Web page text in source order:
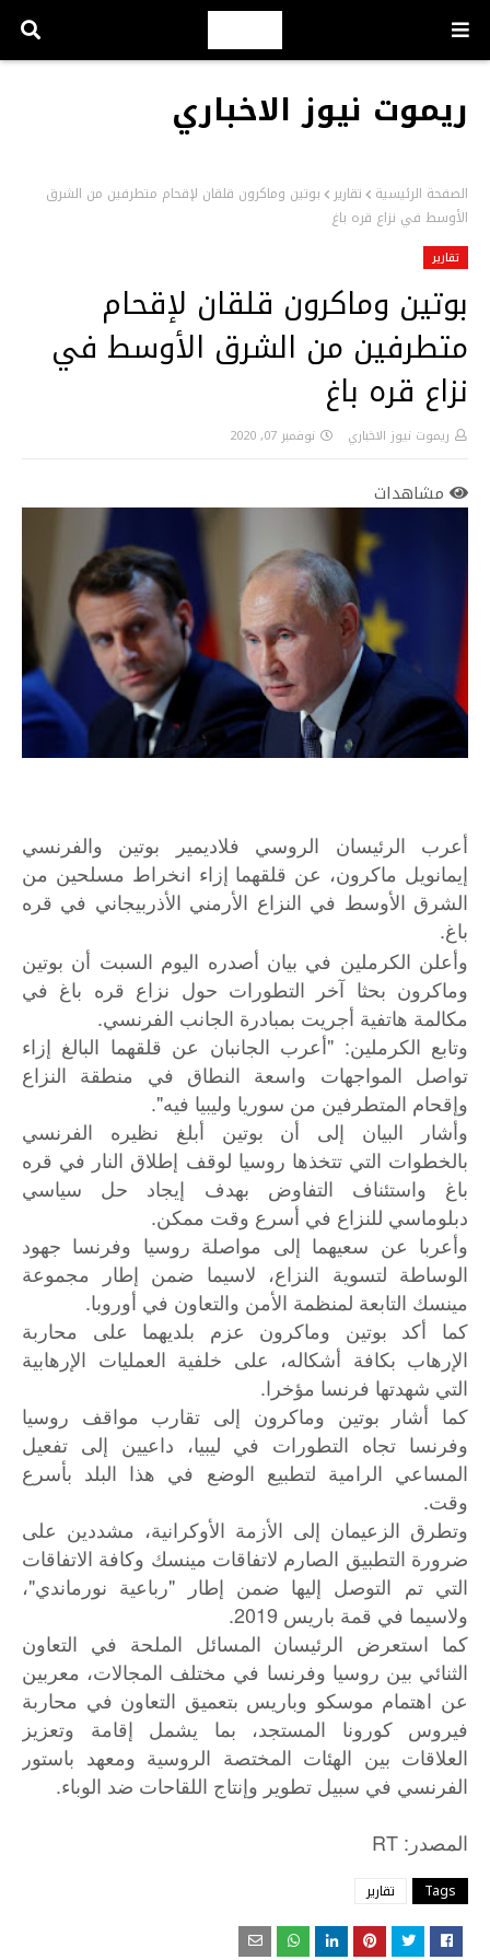
ريموت نيوز الاخباري
الصفحة الرئيسية تقارير
بوتين وماكرون قلقان لإقحام متطرفين من الشرق
الأوسط في نزاع قره باغ
تقارير
بوتين وماكرون قلقان لإقحام
متطرفين من الشرق الأوسط في
نزاع قره باغ
ريموت نيوز الاخباري نوفمبر 07, 2020
مشاهدات
أعرب الرئيسان الروسي فلاديمير بوتين والفرنسي
إيمانويل ماكرون، عن قلقهما إزاء انخراط مسلحين من
الشرق الأوسط في النزاع الأرمني الأذربيجاني في قره
باغ.
وأعلن الكرملين في بيان أصدره اليوم السبت أن بوتين
وماكرون بحثا آخر التطورات حول نزاع قره باغ في
مكالمة هاتفية أجريت بمبادرة الجانب الفرنسي.
وتابع الكرملين: "أعرب الجانبان عن قلقهما البالغ إزاء
تواصل المواجهات واسعة النطاق في منطقة النزاع
وإقحام المتطرفين من سوريا وليبيا فيه".
وأشار البيان إلى أن بوتين أبلغ نظيره الفرنسي
بالخطوات التي تتخذها روسيا لوقف إطلاق النار في قره
باغ واستئناف التفاوض بهدف إيجاد حل سياسي
دبلوماسي للنزاع في أسرع وقت ممكن.
وأعربا عن سعيهما إلى مواصلة روسيا وفرنسا جهود
الوساطة لتسوية النزاع، لاسيما ضمن إطار مجموعة
مينسك التابعة لمنظمة الأمن والتعاون في أوروبا.
كما أكد بوتين وماكرون عزم بلديهما على محاربة
الإرهاب بكافة أشكاله، على خلفية العمليات الإرهابية
التي شهدتها فرنسا مؤخرا.
كما أشار بوتين وماكرون إلى تقارب مواقف روسيا
وفرنسا تجاه التطورات في ليبيا، داعيين إلى تفعيل
المساعي الرامية لتطبيع الوضع في هذا البلد بأسرع
وقت.
وتطرق الزعيمان إلى الأزمة الأوكرانية، مشددين على
ضرورة التطبيق الصارم لاتفاقات مينسك وكافة الاتفاقات
التي تم التوصل إليها ضمن إطار "رباعية نورماندي"،
ولاسيما في قمة باريس 2019.
كما استعرض الرئيسان المسائل الملحة في التعاون
الثنائي بين روسيا وفرنسا في مختلف المجالات، معربين
عن اهتمام موسكو وباريس بتعميق التعاون في محاربة
فيروس كورونا المستجد، بما يشمل إقامة وتعزيز
العلاقات بين الهئات المختصة الروسية ومعهد باستور
الفرنسي في سبيل تطوير وإنتاج اللقاحات ضد الوباء.
المصدر : RT
Tags تقارير